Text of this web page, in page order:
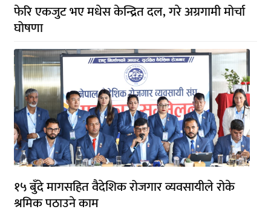
फेरि एकजुट भए मधेस केन्द्रित दल, गरे अग्रगामी मोर्चा
घोषणा
१५ बुँदे मागसहित वैदेशिक रोजगार व्यवसायीले रोके
श्रमिक पठाउने काम